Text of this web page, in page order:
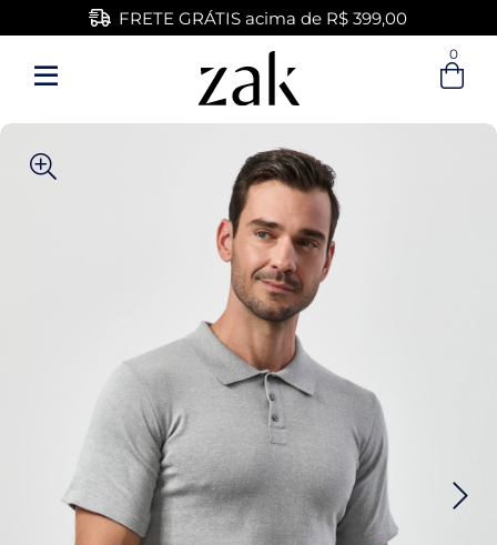
Entre com email ou cpf/cnpj
Criar nova conta
FRETE GRÁTIS acima de R$ 399,00
0